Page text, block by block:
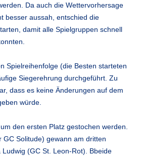
Da auch die Wettervorhersage
besser aussah, entschied die
damit alle Spielgruppen schnell
Spielreihenfolge (die Besten starteten
Siegerehrung durchgeführt. Zu
dass es keine Änderungen auf dem
würde.
den ersten Platz gestochen werden.
GC Solitude) gewann am dritten
(GC St. Leon-Rot). Bbeide